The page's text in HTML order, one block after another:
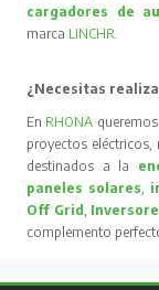
cargadores de
marca LINCHR.
¿Necesitas
En RHONA
proyectos eléctricos,
destinados a la
paneles solares,
Off Grid,
complemento